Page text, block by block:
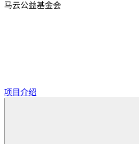
马云公益基金会
项目介绍